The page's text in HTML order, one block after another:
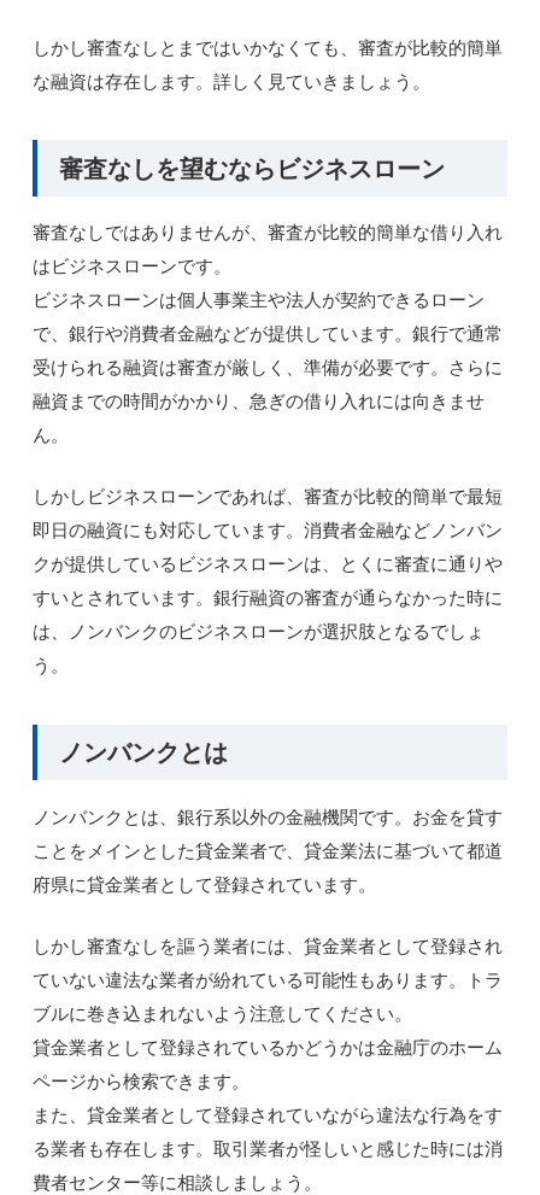
しかし審査なしとまではいかなくても、審査が比較的簡単
な融資は存在します。詳しく見ていきましょう。
審査なしを望むならビジネスローン
審査なしではありませんが、審査が比較的簡単な借り入れ
はビジネスローンです。
ビジネスローンは個人事業主や法人が契約できるローン
で、銀行や消費者金融などが提供しています。銀行で通常
受けられる融資は審査が厳しく、準備が必要です。さらに
融資までの時間がかかり、急ぎの借り入れには向きませ
ん。
しかしビジネスローンであれば、審査が比較的簡単で最短
即日の融資にも対応しています。消費者金融などノンバン
クが提供しているビジネスローンは、とくに審査に通りや
すいとされています。銀行融資の審査が通らなかった時に
は、ノンバンクのビジネスローンが選択肢となるでしょ
う。
ノンバンクとは
ノンバンクとは、銀行系以外の金融機関です。お金を貸す
ことをメインとした貸金業者で、貸金業法に基づいて都道
府県に貸金業者として登録されています。
しかし審査なしを謳う業者には、貸金業者として登録され
ていない違法な業者が紛れている可能性もあります。トラ
ブルに巻き込まれないよう注意してください。
貸金業者として登録されているかどうかは金融庁のホーム
ページから検索できます。
また、貸金業者として登録されていながら違法な行為をす
る業者も存在します。取引業者が怪しいと感じた時には消
費者センター等に相談しましょう。